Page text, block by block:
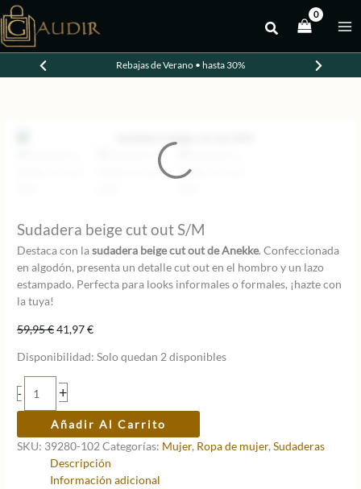
al
contenido
Rebajas de Verano • hasta 30%
-30%
Sudadera beige cut out S/M
Destaca con lasudadera beige cut out de Anekke. Confeccionada
en algodón, presenta un detalle cut out en el hombro y un lazo
estampado. Perfecta para looks informales o formales, ¡hazte con
la tuya!
59,95€El
original
era:
59,95 €.
41,97€El
actual
Disponibilidad: Solo quedan 2 disponibles
-
Sudadera
beige
out
S/M
cantidad
+
Añadir Al Carrito
SKU: 39280-102Categorías: Mujer, Ropa de mujer,Sudaderas
Descripción
Información adicional